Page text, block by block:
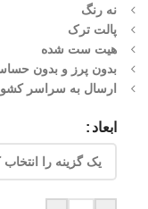
نه رنگ
پالت ترک
هیت ست شده
بدون پرز و بدون
ارسال به سراسر
ابعاد